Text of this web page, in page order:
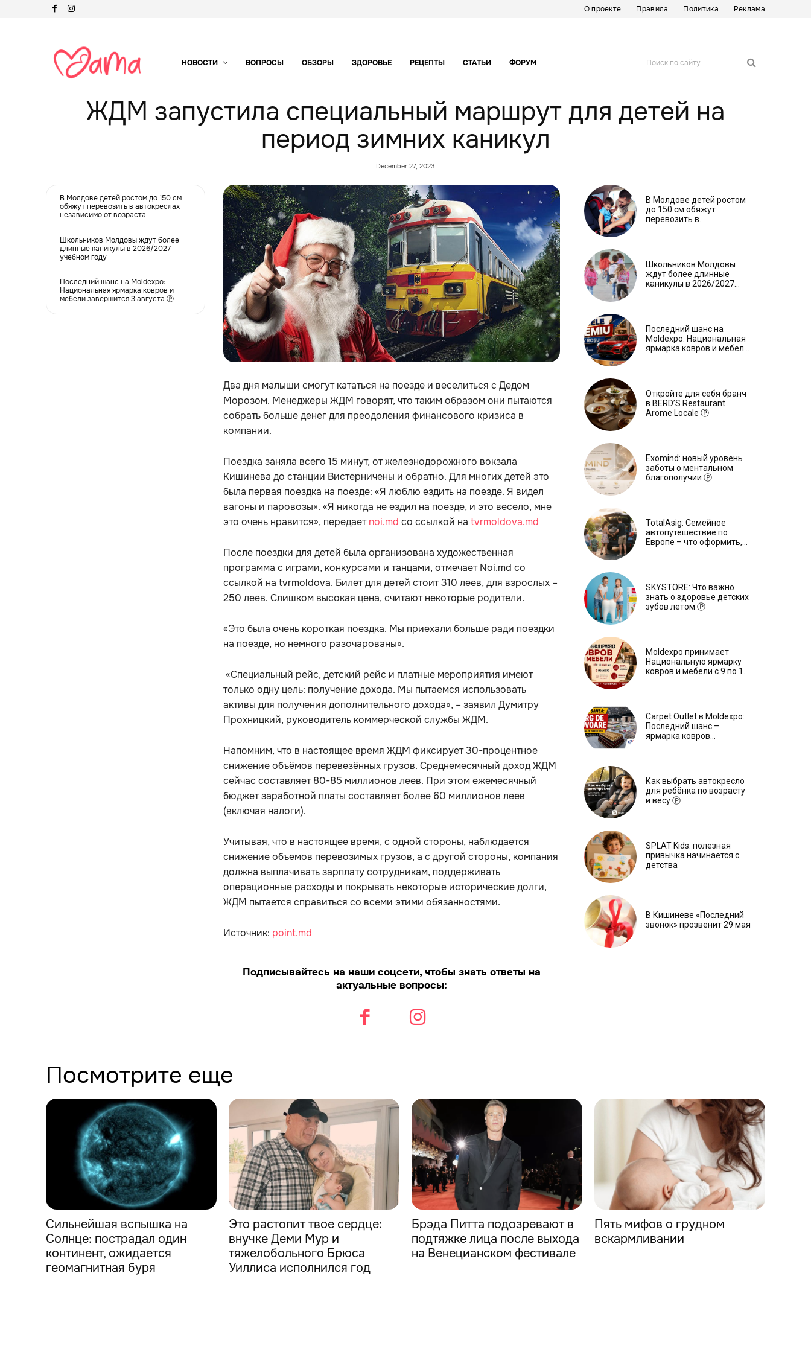
О проекте Правила Политика Реклама
НОВОСТИ ВОПРОСЫ ОБЗОРЫ ЗДОРОВЬЕ РЕЦЕПТЫ СТАТЬИ ФОРУМ Поиск по сайту
ЖДМ запустила специальный маршрут для детей на
период зимних каникул
December 27, 2023
В Молдове детей ростом до 150 см
обяжут перевозить в автокреслах
независимо от возраста
Школьников Молдовы ждут более
длинные каникулы в 2026/2027
учебном году
Последний шанс на Moldexpo:
Национальная ярмарка ковров и
мебели завершится 3 августа Ⓟ
Два дня малыши смогут кататься на поезде и веселиться с Дедом
Морозом. Менеджеры ЖДМ говорят, что таким образом они пытаются
собрать больше денег для преодоления финансового кризиса в
компании.
Поездка заняла всего 15 минут, от железнодорожного вокзала
Кишинева до станции Вистерничены и обратно. Для многих детей это
была первая поездка на поезде: «Я люблю ездить на поезде. Я видел
вагоны и паровозы». «Я никогда не ездил на поезде, и это весело, мне
это очень нравится», передаетnoi.md со ссылкой на tvrmoldova.md
После поездки для детей была организована художественная
программа с играми, конкурсами и танцами, отмечает Noi.md со
ссылкой на tvrmoldova. Билет для детей стоит 310 леев, для взрослых –
250 леев. Слишком высокая цена, считают некоторые родители.
«Это была очень короткая поездка. Мы приехали больше ради поездки
на поезде, но немного разочарованы».
«Специальный рейс, детский рейс и платные мероприятия имеют
только одну цель: получение дохода. Мы пытаемся использовать
активы для получения дополнительного дохода», – заявил Думитру
Прохницкий, руководитель коммерческой службы ЖДМ.
Напомним, что в настоящее время ЖДМ фиксирует 30-процентное
снижение объёмов перевезённых грузов. Среднемесячный доход ЖДМ
сейчас составляет 80-85 миллионов леев. При этом ежемесячный
бюджет заработной платы составляет более 60 миллионов леев
(включая налоги).
Учитывая, что в настоящее время, с одной стороны, наблюдается
снижение объемов перевозимых грузов, а с другой стороны, компания
должна выплачивать зарплату сотрудникам, поддерживать
операционные расходы и покрывать некоторые исторические долги,
ЖДМ пытается справиться со всеми этими обязанностями.
Источник: point.md
Подписывайтесь на наши соцсети, чтобы знать ответы на
актуальные вопросы:
В Молдове детей ростом
до 150 см обяжут
перевозить в
Школьников Молдовы
ждут более длинные
каникулы в 2026/2027
Последний шанс на
Moldexpo: Национальная
ярмарка ковров и мебели
Откройте для себя бранч
в BERD’S Restaurant
Arome Locale Ⓟ
Exomind: новый уровень
заботы о ментальном
благополучии Ⓟ
TotalAsig: Семейное
автопутешествие по
Европе – что оформить,
SKYSTORE: Что важно
знать о здоровье детских
зубов летом Ⓟ
Moldexpo принимает
Национальную ярмарку
ковров и мебели с 9 по 14
Carpet Outlet в Moldexpo:
Последний шанс –
ярмарка ковров
Как выбрать автокресло
для ребёнка по возрасту
и весу Ⓟ
SPLAT Kids: полезная
привычка начинается с
детства
В Кишиневе «Последний
звонок» прозвенит 29 мая
Посмотрите еще
Сильнейшая вспышка на
Солнце: пострадал один
континент, ожидается
геомагнитная буря
Это растопит твое сердце:
внучке Деми Мур и
тяжелобольного Брюса
Уиллиса исполнился год
Брэда Питта подозревают в
подтяжке лица после выхода
на Венецианском фестивале
Пять мифов о грудном
вскармливании